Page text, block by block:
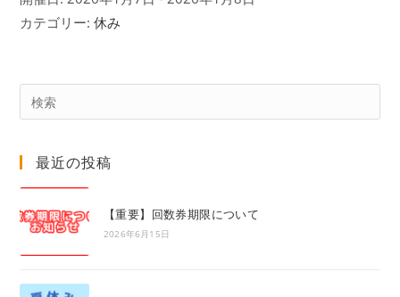
カテゴリー:休み
最近の投稿
【重要】回数券期限について
2026年6月15日